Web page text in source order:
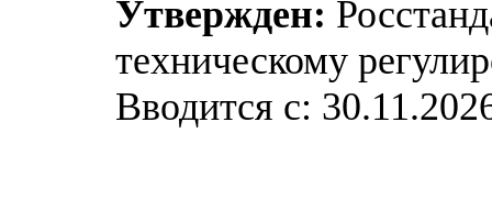
Утвержден:
техническому
Вводится с: